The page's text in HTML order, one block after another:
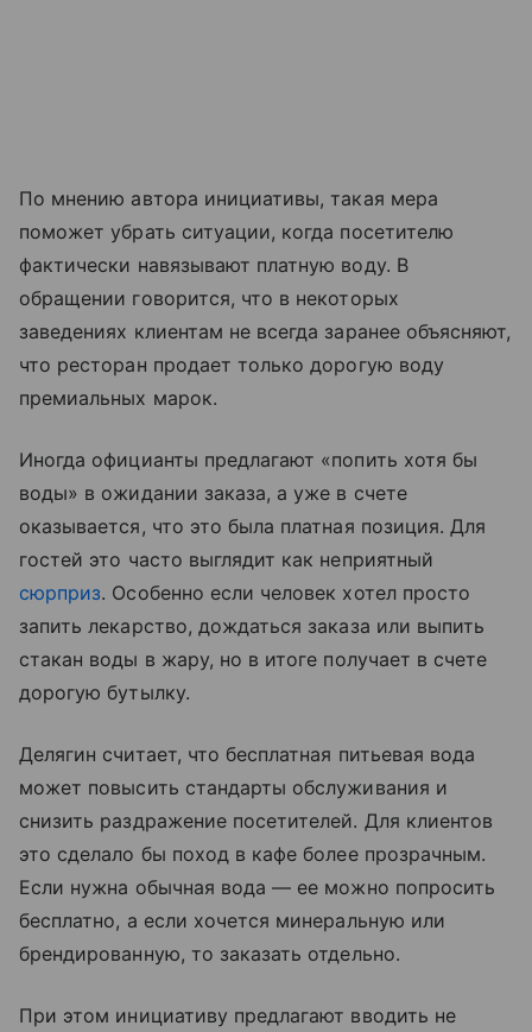
По мнению автора инициативы, такая мера
поможет убрать ситуации, когда посетителю
фактически навязывают платную воду. В
обращении говорится, что в некоторых
заведениях клиентам не всегда заранее объясняют,
что ресторан продает только дорогую воду
премиальных марок.
Иногда официанты предлагают «попить хотя бы
воды» в ожидании заказа, а уже в счете
оказывается, что это была платная позиция. Для
гостей это часто выглядит как неприятный
сюрприз. Особенно если человек хотел просто
запить лекарство, дождаться заказа или выпить
стакан воды в жару, но в итоге получает в счете
дорогую бутылку.
Делягин считает, что бесплатная питьевая вода
может повысить стандарты обслуживания и
снизить раздражение посетителей. Для клиентов
это сделало бы поход в кафе более прозрачным.
Если нужна обычная вода — ее можно попросить
бесплатно, а если хочется минеральную или
брендированную, то заказать отдельно.
При этом инициативу предлагают вводить не